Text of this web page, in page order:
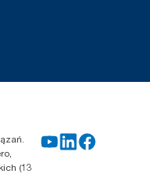
(13